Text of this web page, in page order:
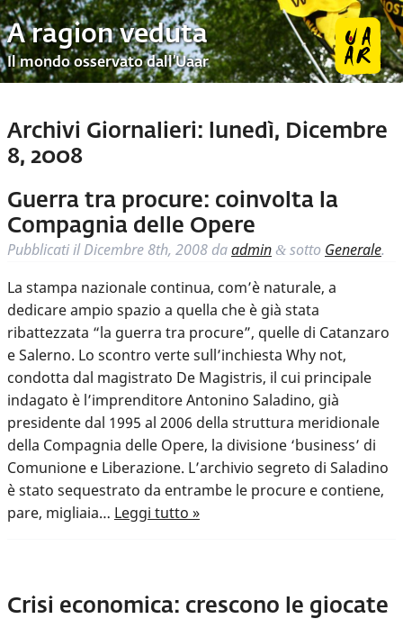
A ragion veduta
Il mondo osservato dall’Uaar
Archivi Giornalieri: lunedì, Dicembre
8, 2008
Guerra tra procure: coinvolta la
Compagnia delle Opere
Pubblicati ilDicembre 8th, 2008 daadmin & sotto Generale.
La stampa nazionale continua, com’è naturale, a
dedicare ampio spazio a quella che è già stata
ribattezzata “la guerra tra procure”, quelle di Catanzaro
e Salerno. Lo scontro verte sull’inchiesta Why not,
condotta dal magistrato De Magistris, il cui principale
indagato è l’imprenditore Antonino Saladino, già
presidente dal 1995 al 2006 della struttura meridionale
della Compagnia delle Opere, la divisione ‘business’ di
Comunione e Liberazione. L’archivio segreto di Saladino
è stato sequestrato da entrambe le procure e contiene,
pare, migliaia… Leggi tutto »
Crisi economica: crescono le giocate